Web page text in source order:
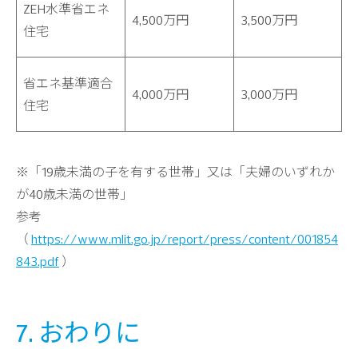
ZEH水準省エネ
住宅
4,500万円 3,500万円
省エネ基準適合
住宅
4,000万円 3,000万円
※「19歳未満の子を有する世帯」又は「夫婦のいずれか
が40歳未満の世帯」
参考
（ https://www.mlit.go.jp/report/press/content/001854
843.pdf ）
7. おわりに